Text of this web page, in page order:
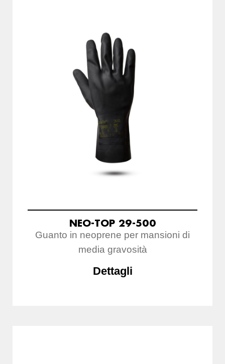
NEO-TOP 29-500
Guanto in neoprene per mansioni di
media gravosità
Dettagli